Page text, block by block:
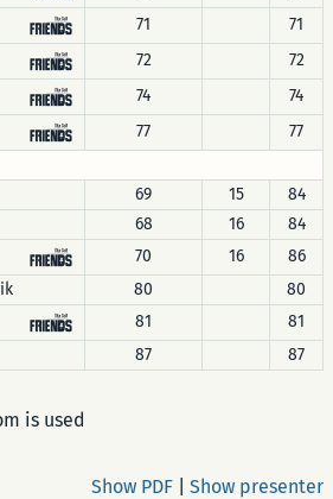
71
71
72
72
74
74
77
77
69 15
84
68 16
84
70 16
86
80
80
81
81
87 87
is used
Show presenter
Show PDF